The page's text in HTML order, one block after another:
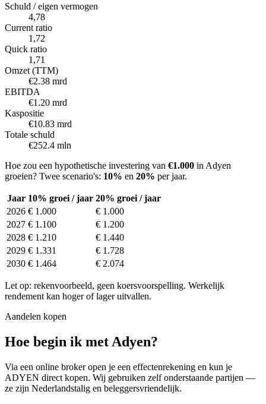
Schuld / eigen vermogen
4,78
Current ratio
1,72
Quick ratio
1,71
Omzet (TTM)
€2.38 mrd
EBITDA
€1.20 mrd
Kaspositie
€10.83 mrd
Totale schuld
€252.4 mln
Hoe zou een hypothetische investering van €1.000 in Adyen
groeien? Twee scenario's: 10% en 20% per jaar.
Jaar 10% groei / jaar 20% groei / jaar
2026 € 1.000
€ 1.000
2027 € 1.100
€ 1.200
2028 € 1.210
€ 1.440
2029 € 1.331
€ 1.728
2030 € 1.464 € 2.074
Let op: rekenvoorbeeld, geen koersvoorspelling. Werkelijk
rendement kan hoger of lager uitvallen.
Aandelen kopen
Hoe begin ik met Adyen?
Via een online broker open je een effectenrekening en kun je
ADYEN direct kopen. Wij gebruiken zelf onderstaande partijen —
ze zijn Nederlandstalig en beleggersvriendelijk.